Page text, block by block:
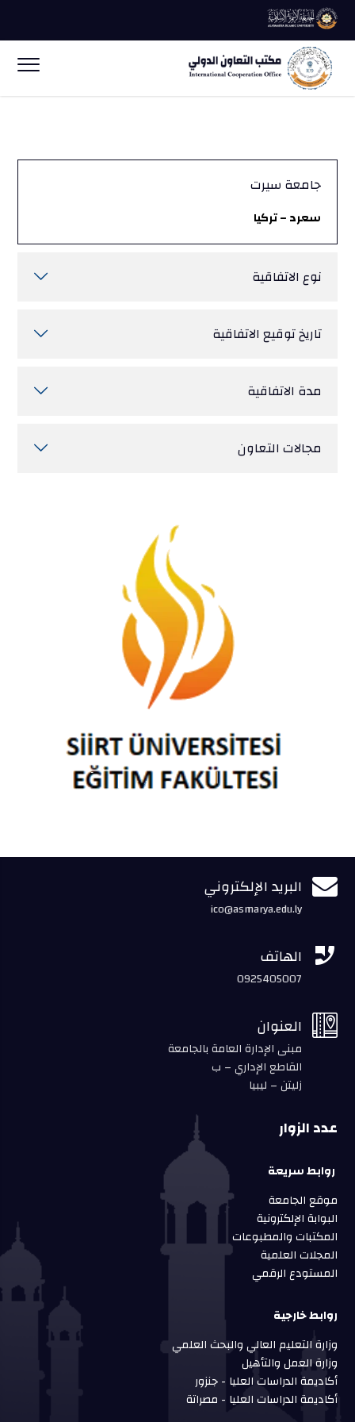
جامعة سيرت
سعرد – تركيا
نوع الاتفاقية
تاريخ توقيع الاتفاقية
مدة الاتفاقية
مجالات التعاون
 البريد الإلكتروني
ico@asmarya.edu.ly
 الهاتف
0925405007
 العنوان
مبنى الإدارة العامة بالجامعة
القاطع الإداري – ب
زليتن – ليبيا
عدد الزوار
روابط سريعة
موقع الجامعة
البوابة الإلكترونية
المكتبات والمطبوعات
المجلات العلمية
المستودع الرقمي
روابط خارجية
وزارة التعليم العالي والبحث العلمي
وزارة العمل والتأهيل
أكاديمة الدراسات العليا - جنزور
أكاديمة الدراسات العليا - مصراتة